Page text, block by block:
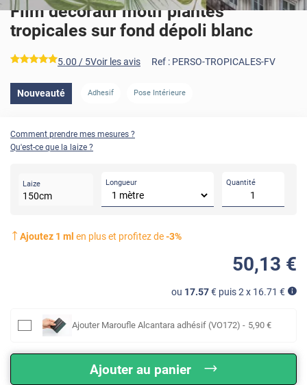
Film décoratif motif plantes
tropicales sur fond dépoli blanc
*****
5.00 / 5Voir les avis Ref : PERSO-TROPICALES-FV
Nouveauté Adhesif Pose Intérieure
Comment prendre mes mesures ?
Qu'est-ce que la laize ?
Laize
150cm
Longueur Quantité
Ajoutez 1 ml en plus et profitez de-3%
50,13 €
ou 17.57€ puis 2 x 16.71 €
Ajouter Maroufle Alcantara adhésif (VO172) - 5,90 €
Ajouter au panier